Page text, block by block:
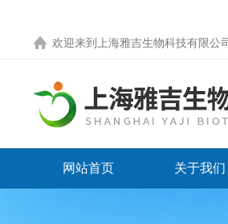
欢迎来到 上海雅吉生物科技有限公
网站首页 关于我们